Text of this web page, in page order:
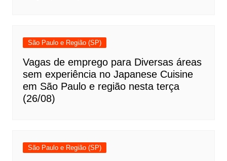
São Paulo e Região (SP)
Vagas de emprego para Diversas áreas
sem experiência no Japanese Cuisine
em São Paulo e região nesta terça
(26/08)
São Paulo e Região (SP)